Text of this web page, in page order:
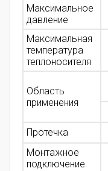
Максимальное
давление
Максимальная
температура
теплоносителя
Область
применения
Протечка
Монтажное
подключение